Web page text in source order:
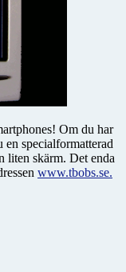
Om du har
specialformatterad
liten skärm. Det enda
www.tbobs.se.